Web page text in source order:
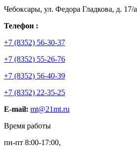
Чебоксары, ул. Федора Гладкова, д. 17/а
Телефон :
+7 (8352) 56-30-37
+7 (8352) 55-26-76
+7 (8352) 56-40-39
+7 (8352) 22-35-25
E-mail: mt@21mt.ru
Время работы
пн-пт 8:00-17:00,